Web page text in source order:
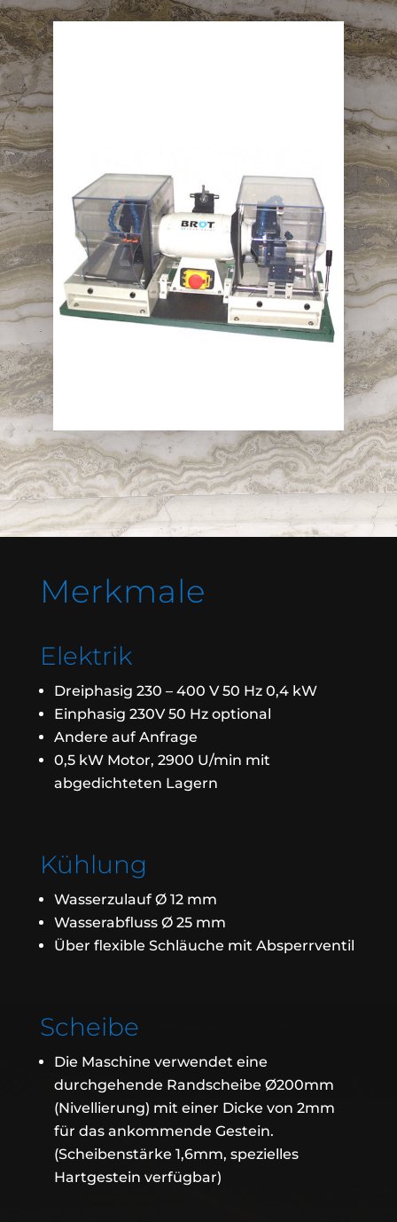
Merkmale
Elektrik
Dreiphasig 230 – 400 V 50 Hz 0,4 kW
Einphasig 230V 50 Hz optional
Andere auf Anfrage
0,5 kW Motor, 2900 U/min mit
abgedichteten Lagern
Kühlung
Wasserzulauf Ø 12 mm
Wasserabfluss Ø 25 mm
Über flexible Schläuche mit Absperrventil
Scheibe
Die Maschine verwendet eine
durchgehende Randscheibe Ø200mm
(Nivellierung) mit einer Dicke von 2mm
für das ankommende Gestein.
(Scheibenstärke 1,6mm, spezielles
Hartgestein verfügbar)